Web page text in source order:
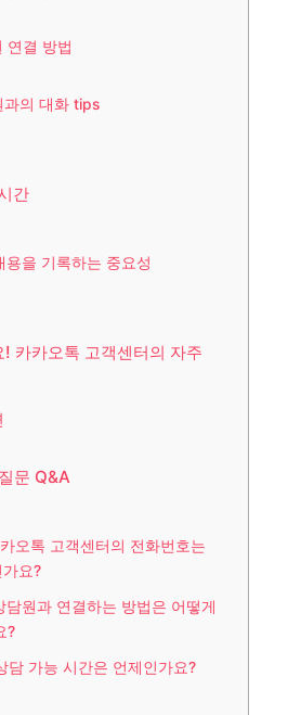
연결 방법
과의 대화 tips
간
용을 기록하는 중요성
! 카카오톡 고객센터의 자주
문 Q&A
오톡 고객센터의 전화번호는
요?
담원과 연결하는 방법은 어떻게
?
담 가능 시간은 언제인가요?